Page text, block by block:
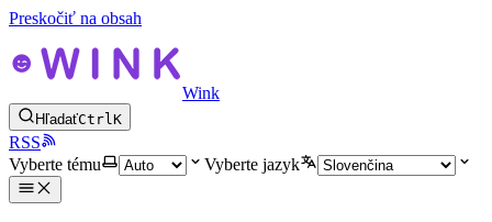
Preskočiť na obsah
Wink
HľadaťCtrlK
RSS
Vyberte tému
Vyberte jazyk